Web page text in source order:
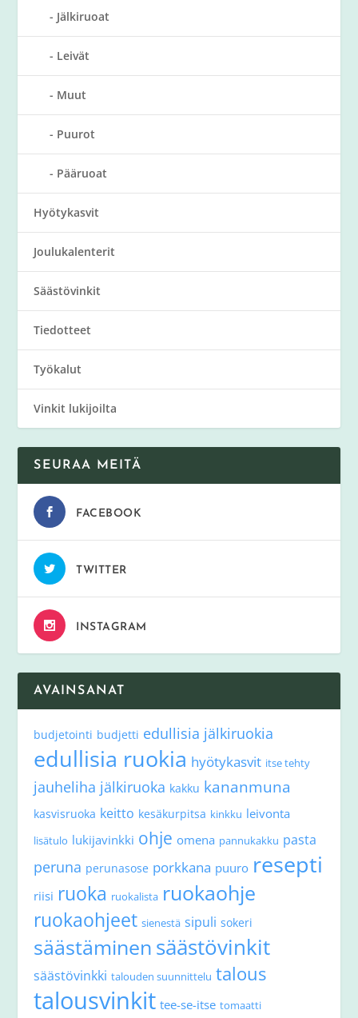
Jälkiruoat
Leivät
Muut
Puurot
Pääruoat
Hyötykasvit
Joulukalenterit
Säästövinkit
Tiedotteet
Työkalut
Vinkit lukijoilta
SEURAA MEITÄ
FACEBOOK
TWITTER
INSTAGRAM
AVAINSANAT
budjetointi budjetti edullisia jälkiruokia
edullisia ruokia hyötykasvit itse tehty
jauheliha jälkiruoka kakku kananmuna
kasvisruoka keitto kesäkurpitsa kinkku leivonta
lisätulo lukijavinkki ohje omena pannukakku pasta
peruna perunasose porkkana puuro resepti
riisi ruoka ruokalista ruokaohje
ruokaohjeet sienestä sipuli sokeri
säästäminen säästövinkit
säästövinkki talouden suunnittelu talous
talousvinkit tee-se-itse tomaatti